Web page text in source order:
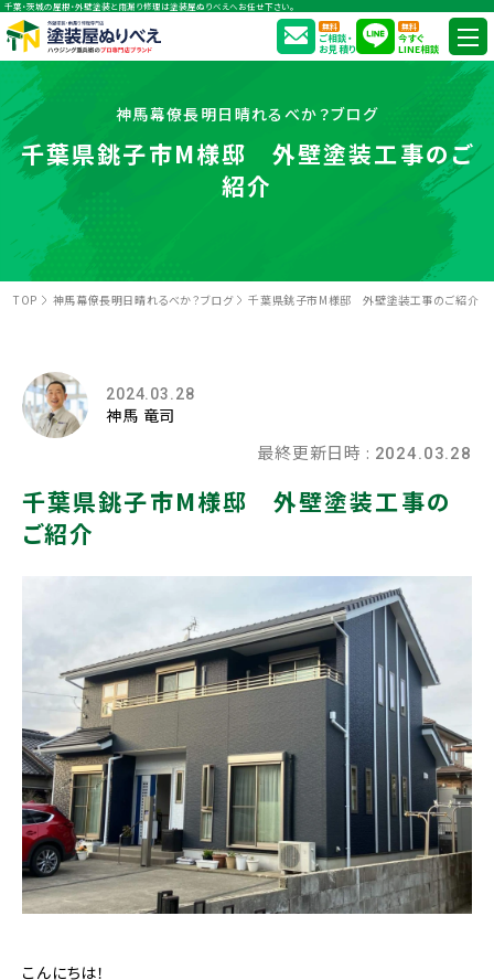
千葉・茨城の屋根・外壁塗装と雨漏り修理は塗装屋ぬりべえへお任せ下さい。
無料
ご相談・
お見積り
無料
今すぐ
LINE相談
神馬幕僚長明日晴れるべか？ブログ
千葉県銚子市M様邸 外壁塗装工事のご
紹介
TOP 神馬幕僚長明日晴れるべか？ブログ 千葉県銚子市M様邸 外壁塗装工事のご紹介
2024.03.28
神馬 竜司
最終更新日時 : 2024.03.28
千葉県銚子市M様邸 外壁塗装工事の
ご紹介
こんにちは！